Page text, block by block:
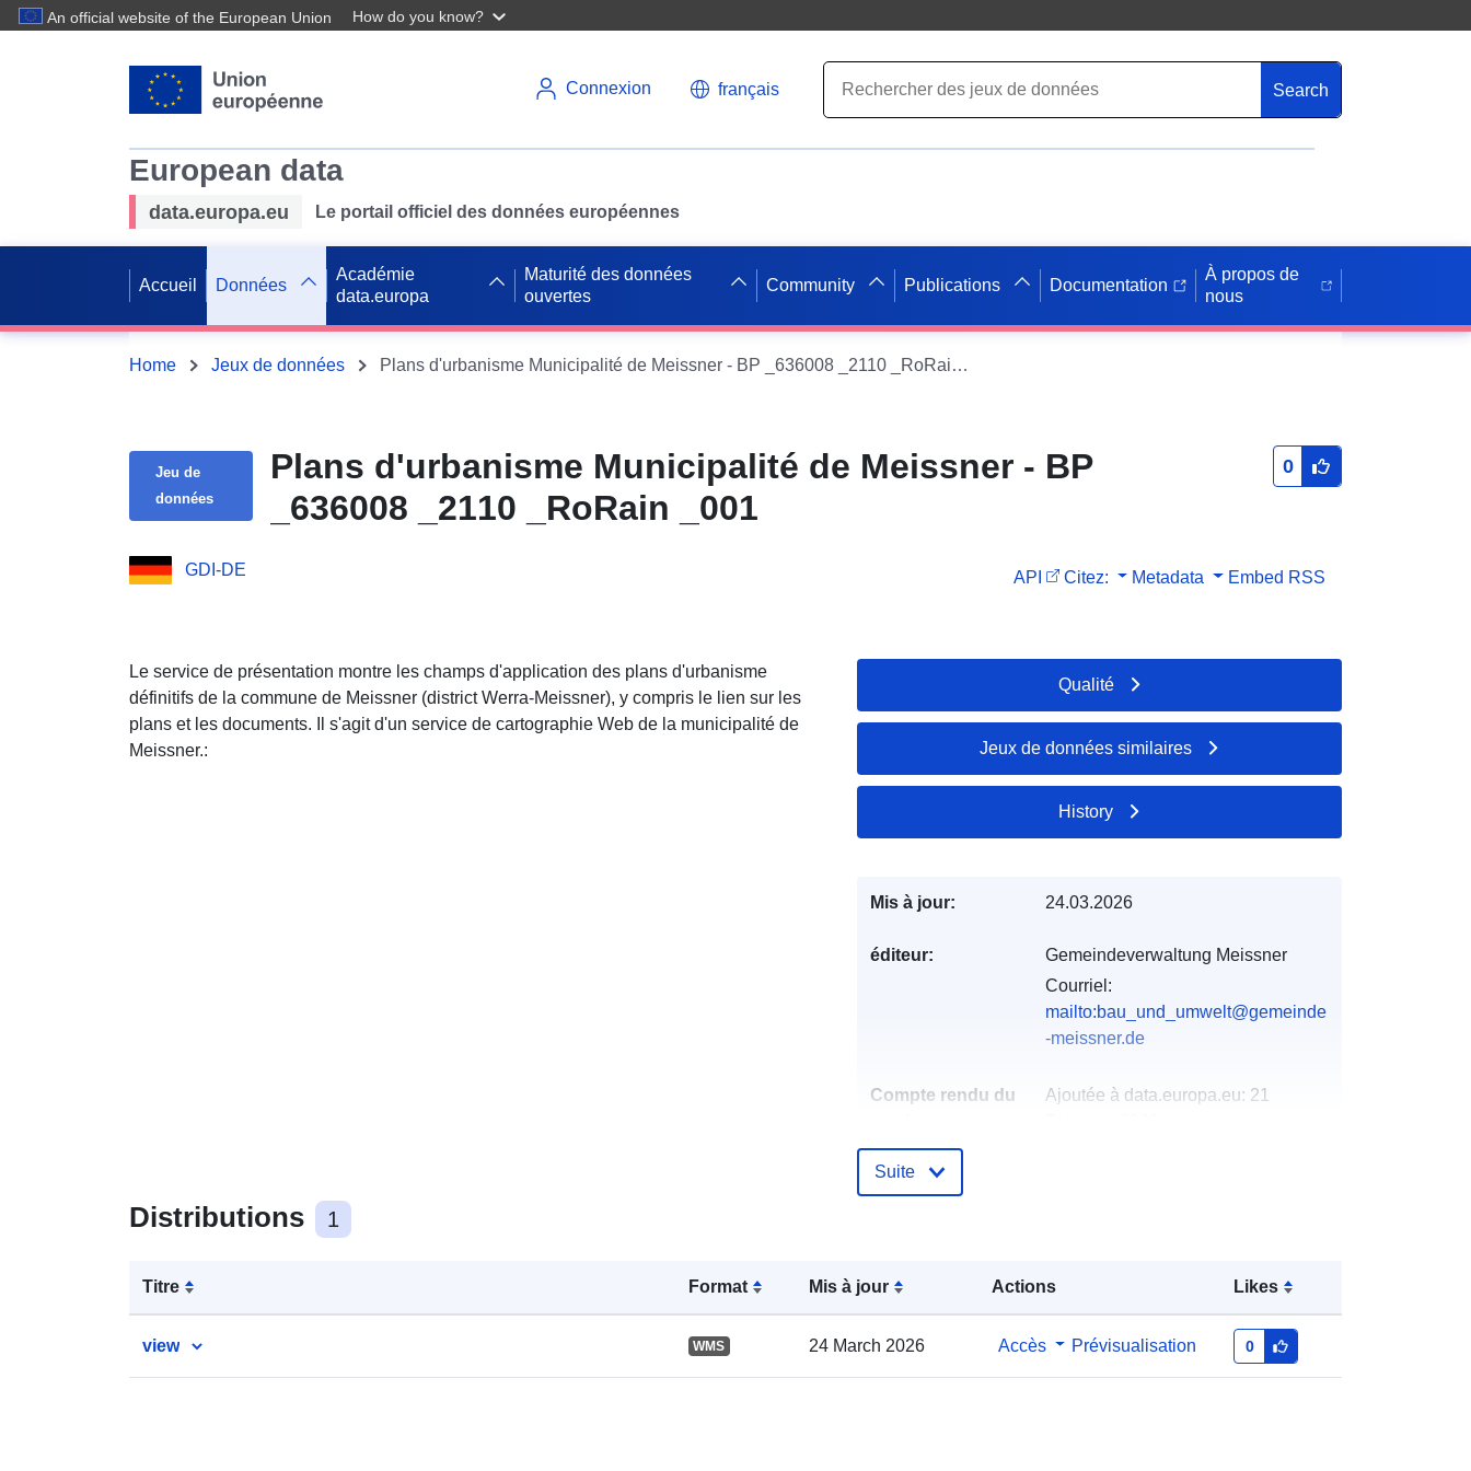
An official website of the European Union How do you know?
Connexion français Search
European data
data.europa.eu Le portail officiel des données européennes
Accueil Données
Académie
data.europa
Maturité des données
ouvertes
Community Publications Documentation
À propos de
nous
Home Jeux de données Plans d'urbanisme Municipalité de Meissner - BP _636008 _2110 _RoRain _001
Jeu de
données
Plans d'urbanisme Municipalité de Meissner - BP
_636008 _2110 _RoRain _001
0
GDI-DE API Citez: Metadata Embed RSS
Le service de présentation montre les champs d'application des plans d'urbanisme
définitifs de la commune de Meissner (district Werra-Meissner), y compris le lien sur les
plans et les documents. Il s'agit d'un service de cartographie Web de la municipalité de
Meissner.:
Distributions 1
Titre Format Mis à jour Actions Likes
view WMS 24 March 2026 Accès Prévisualisation 0
Qualité
Jeux de données similaires
History
Mis à jour: 24.03.2026
éditeur:
Gemeindeverwaltung Meissner
Courriel:
mailto:bau_und_umwelt@gemeinde
-meissner.de
Compte rendu du
Ajoutée à data.europa.eu: 21
51.206 ], [ 9.94082, 51.206 ], [
9.94082, 51.2105 ] ]
Type: Polygon
Suite